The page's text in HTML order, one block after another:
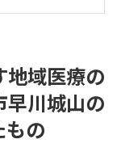
しいサービ
地域医療の
早川城山の
もの